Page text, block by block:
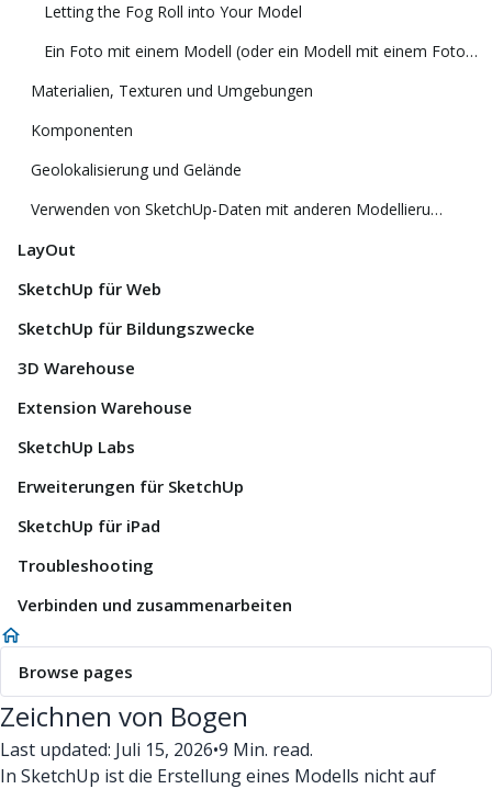
Letting the Fog Roll into Your Model
Ein Foto mit einem Modell (oder ein Modell mit einem Foto) abgleichen
Materialien, Texturen und Umgebungen
Komponenten
Geolokalisierung und Gelände
Verwenden von SketchUp-Daten mit anderen Modellierungsprogrammen oder Tools
LayOut
SketchUp für Web
SketchUp für Bildungszwecke
3D Warehouse
Extension Warehouse
SketchUp Labs
Erweiterungen für SketchUp
SketchUp für iPad
Troubleshooting
Verbinden und zusammenarbeiten
Browse pages
Zeichnen von Bogen
Last updated: Juli 15, 2026•9 Min. read.
In SketchUp ist die Erstellung eines Modells nicht auf